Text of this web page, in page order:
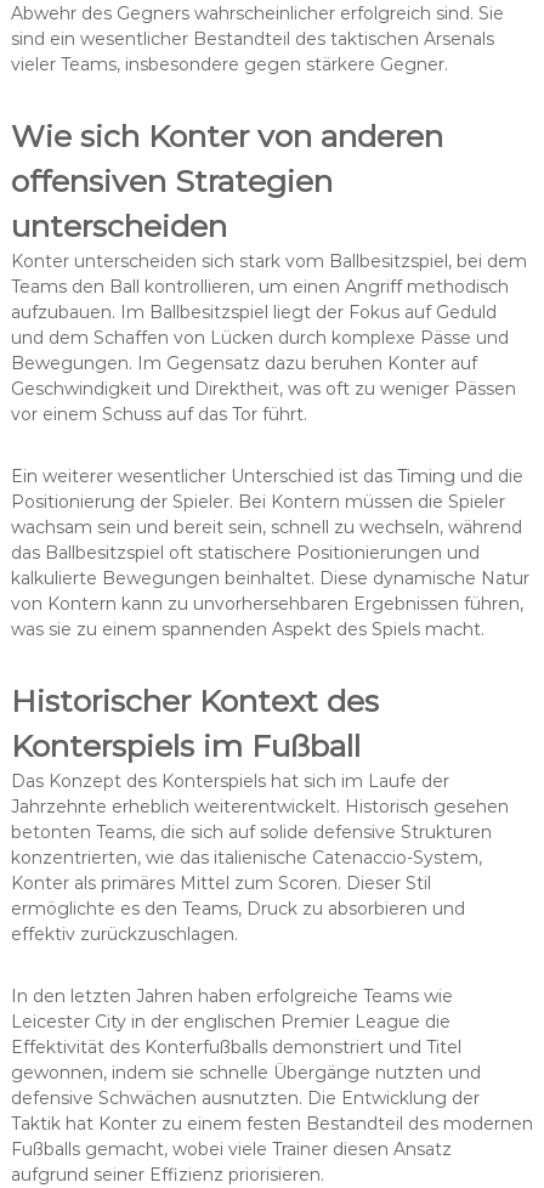
Abwehr des Gegners wahrscheinlicher erfolgreich sind. Sie
sind ein wesentlicher Bestandteil des taktischen Arsenals
vieler Teams, insbesondere gegen stärkere Gegner.
Wie sich Konter von anderen
offensiven Strategien
unterscheiden
Konter unterscheiden sich stark vom Ballbesitzspiel, bei dem
Teams den Ball kontrollieren, um einen Angriff methodisch
aufzubauen. Im Ballbesitzspiel liegt der Fokus auf Geduld
und dem Schaffen von Lücken durch komplexe Pässe und
Bewegungen. Im Gegensatz dazu beruhen Konter auf
Geschwindigkeit und Direktheit, was oft zu weniger Pässen
vor einem Schuss auf das Tor führt.
Ein weiterer wesentlicher Unterschied ist das Timing und die
Positionierung der Spieler. Bei Kontern müssen die Spieler
wachsam sein und bereit sein, schnell zu wechseln, während
das Ballbesitzspiel oft statischere Positionierungen und
kalkulierte Bewegungen beinhaltet. Diese dynamische Natur
von Kontern kann zu unvorhersehbaren Ergebnissen führen,
was sie zu einem spannenden Aspekt des Spiels macht.
Historischer Kontext des
Konterspiels im Fußball
Das Konzept des Konterspiels hat sich im Laufe der
Jahrzehnte erheblich weiterentwickelt. Historisch gesehen
betonten Teams, die sich auf solide defensive Strukturen
konzentrierten, wie das italienische Catenaccio-System,
Konter als primäres Mittel zum Scoren. Dieser Stil
ermöglichte es den Teams, Druck zu absorbieren und
effektiv zurückzuschlagen.
In den letzten Jahren haben erfolgreiche Teams wie
Leicester City in der englischen Premier League die
Effektivität des Konterfußballs demonstriert und Titel
gewonnen, indem sie schnelle Übergänge nutzten und
defensive Schwächen ausnutzten. Die Entwicklung der
Taktik hat Konter zu einem festen Bestandteil des modernen
Fußballs gemacht, wobei viele Trainer diesen Ansatz
aufgrund seiner Effizienz priorisieren.